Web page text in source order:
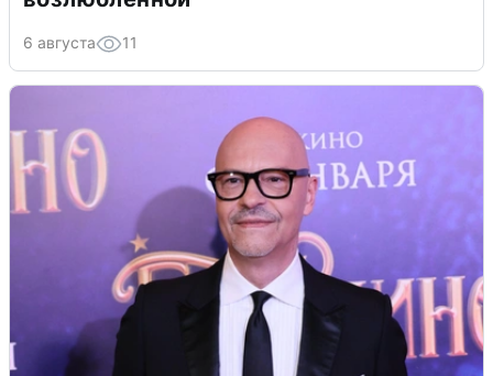
6 августа 11